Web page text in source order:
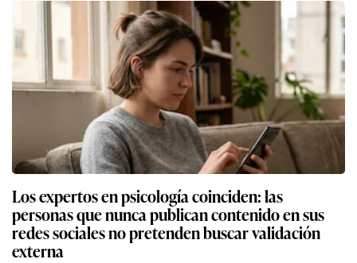
Los expertos en psicología coinciden: las
personas que nunca publican contenido en sus
redes sociales no pretenden buscar validación
externa